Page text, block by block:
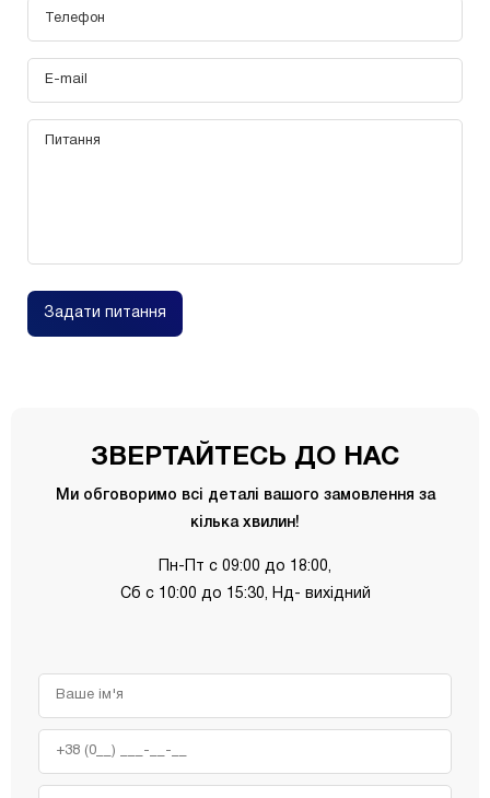
Задати питання
ЗВЕРТАЙТЕСЬ ДО НАС
Ми обговоримо всі деталі вашого замовлення за
кілька хвилин!
Пн-Пт с 09:00 до 18:00,
Сб с 10:00 до 15:30, Нд- вихідний